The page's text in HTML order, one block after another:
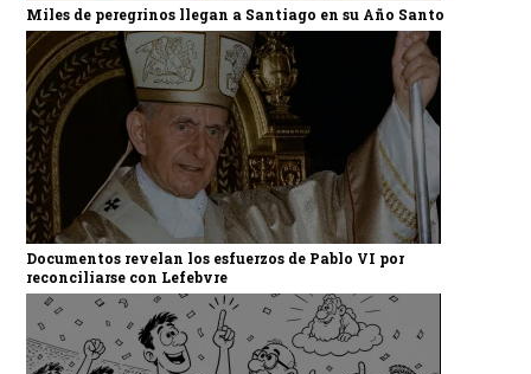
Miles de peregrinos llegan a Santiago en su Año Santo
Documentos revelan los esfuerzos de Pablo VI por
reconciliarse con Lefebvre